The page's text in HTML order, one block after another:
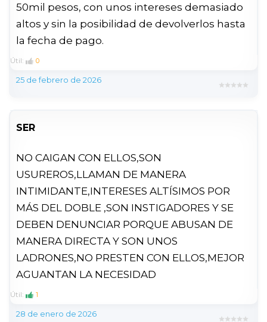
50mil pesos, con unos intereses demasiado
altos y sin la posibilidad de devolverlos hasta
la fecha de pago.
Útil: 0
25 de febrero de 2026
SER
NO CAIGAN CON ELLOS,SON
USUREROS,LLAMAN DE MANERA
INTIMIDANTE,INTERESES ALTÍSIMOS POR
MÁS DEL DOBLE ,SON INSTIGADORES Y SE
DEBEN DENUNCIAR PORQUE ABUSAN DE
MANERA DIRECTA Y SON UNOS
LADRONES,NO PRESTEN CON ELLOS,MEJOR
AGUANTAN LA NECESIDAD
Útil: 1
28 de enero de 2026